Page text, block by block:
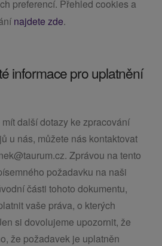
preferencí. Přehled cookies a
najdete zde.
informace pro uplatnění
další dotazy ke zpracování
u nás, můžete nás kontaktovat
Zprávou na tento
požadavku na naši
části tohoto dokumentu,
vaše práva, o kterých
si dovolujeme upozornit, že
že požadavek je uplatněn